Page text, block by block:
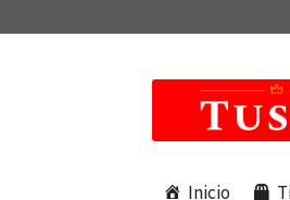
navegación
contenido
Inicio